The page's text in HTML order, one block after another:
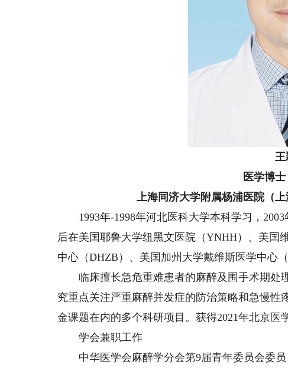
王
医学博
上海同济大学附属杨浦医院（
1993年-1998年河北医科大学本科学习，2003
后在美国耶鲁大学纽黑文医院（YNHH）、美国
中心（DHZB）、美国加州大学戴维斯医学中心
临床擅长急危重难患者的麻醉及围手术期处
究重点关注严重麻醉并发症的防治策略和急慢
金课题在内的多个科研项目。获得2021年北京医
学会兼职工作
中华医学会麻醉学分会第9届青年委员会委员